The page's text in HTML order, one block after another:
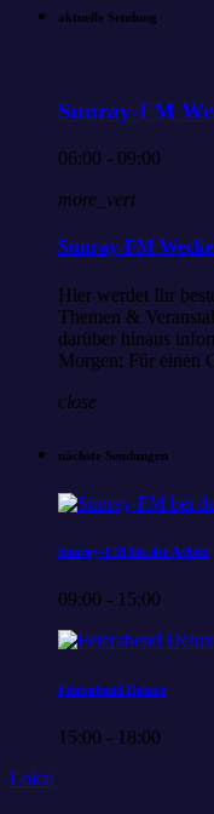
aktuelle Sendung
Sunray-FM
06:00 - 09:00
more_vert
Sunray-FM
Hier werdet Ihr
Themen &
darüber hinaus
Morgen; Für einen
close
nächste Sendungen
Sunray-FM bei der Arbeit
09:00 - 15:00
Feierabend Deluxe
15:00 - 18:00
Lokal